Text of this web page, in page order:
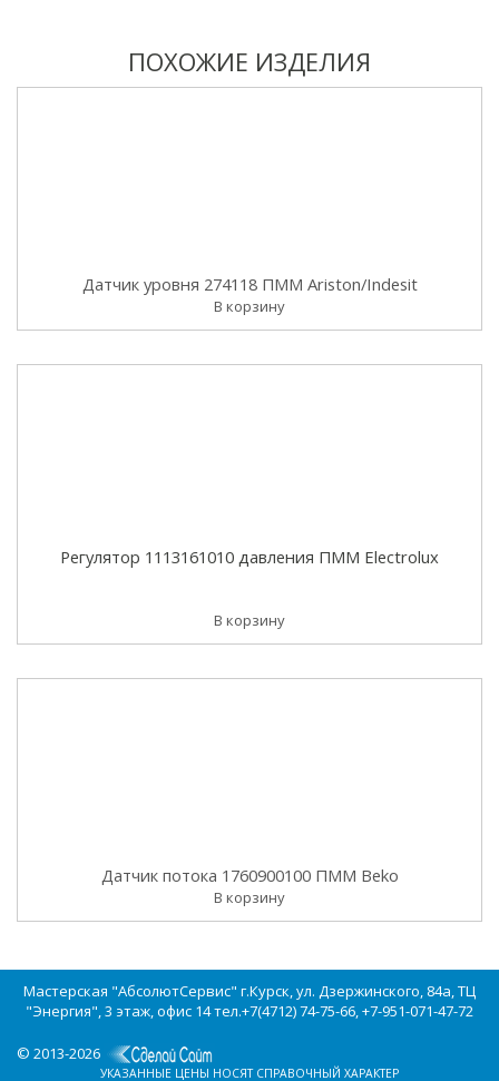
ПОХОЖИЕ ИЗДЕЛИЯ
Датчик уровня 274118 ПММ Ariston/Indesit
В корзину
Регулятор 1113161010 давления ПММ Electrolux
В корзину
Датчик потока 1760900100 ПММ Beko
В корзину
Мастерская "АбсолютСервис" г.Курск, ул. Дзержинского, 84а, ТЦ
"Энергия", 3 этаж, офис 14 тел.+7(4712) 74-75-66, +7-951-071-47-72
© 2013-2026
УКАЗАННЫЕ ЦЕНЫ НОСЯТ СПРАВОЧНЫЙ ХАРАКТЕР